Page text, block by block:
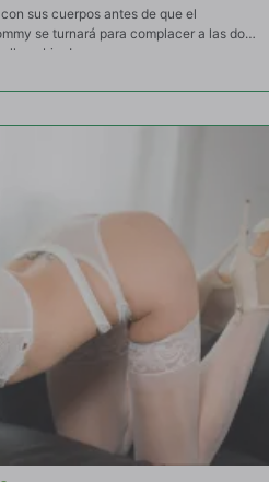
sus cuerpos antes de que el
se turnará para complacer a las dos
llena bien!